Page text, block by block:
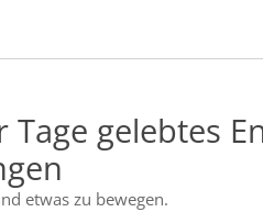
gelebtes
etwas zu bewegen.